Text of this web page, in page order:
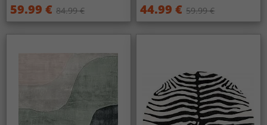
59.99 € 84.99 € 44.99 € 59.99 €